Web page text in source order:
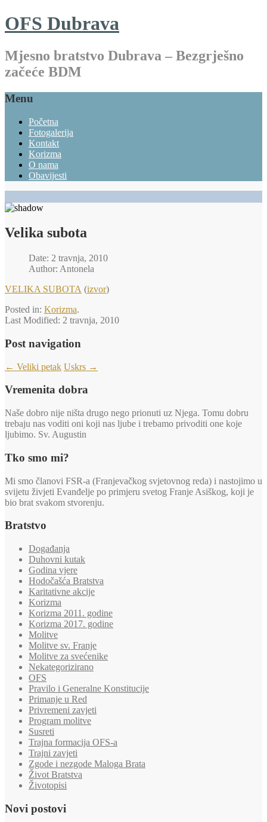
OFS Dubrava
Mjesno bratstvo Dubrava – Bezgrješno
začeće BDM
Menu
Početna
Fotogalerija
Kontakt
Korizma
O nama
Obavijesti
Velika subota
Date: 2 travnja, 2010
Author: Antonela
VELIKA SUBOTA (izvor)
Posted in: Korizma.
Last Modified: 2 travnja, 2010
Post navigation
← Veliki petak Uskrs →
Vremenita dobra
Naše dobro nije ništa drugo nego prionuti uz Njega. Tomu dobru
trebaju nas voditi oni koji nas ljube i trebamo privoditi one koje
ljubimo. Sv. Augustin
Tko smo mi?
Mi smo članovi FSR-a (Franjevačkog svjetovnog reda) i nastojimo u
svijetu živjeti Evanđelje po primjeru svetog Franje Asiškog, koji je
bio brat svakom stvorenju.
Bratstvo
Događanja
Duhovni kutak
Godina vjere
Hodočašća Bratstva
Karitativne akcije
Korizma
Korizma 2011. godine
Korizma 2017. godine
Molitve
Molitve sv. Franje
Molitve za svećenike
Nekategorizirano
OFS
Pravilo i Generalne Konstitucije
Primanje u Red
Privremeni zavjeti
Program molitve
Susreti
Trajna formacija OFS-a
Trajni zavjeti
Zgode i nezgode Maloga Brata
Život Bratstva
Životopisi
Novi postovi